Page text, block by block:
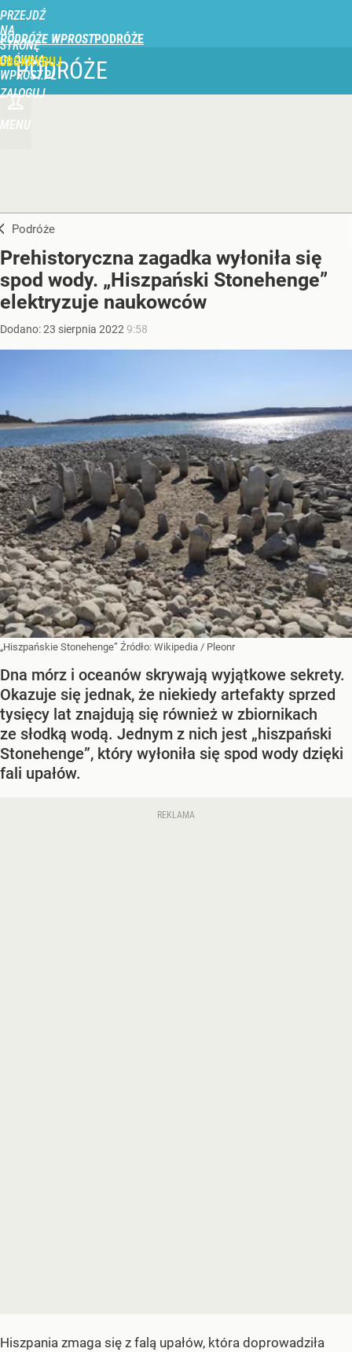
PRZEJDŹ
NA
STRONĘ
GŁÓWNĄ
WPROST.PL
PODRÓŻE WPROST
ZALOGUJ
MENU
PODRÓŻE
Podróże
Prehistoryczna zagadka wyłoniła się
spod wody. „Hiszpański Stonehenge”
elektryzuje naukowców
Dodano:23 sierpnia 2022 9:58
„Hiszpańskie Stonehenge” Źródło: Wikipedia / Pleonr
Dna mórz i oceanów skrywają wyjątkowe sekrety.
Okazuje się jednak, że niekiedy artefakty sprzed
tysięcy lat znajdują się również w zbiornikach
ze słodką wodą. Jednym z nich jest „hiszpański
Stonehenge”, który wyłoniła się spod wody dzięki
fali upałów.
Hiszpania zmaga się z falą upałów, która doprowadziła